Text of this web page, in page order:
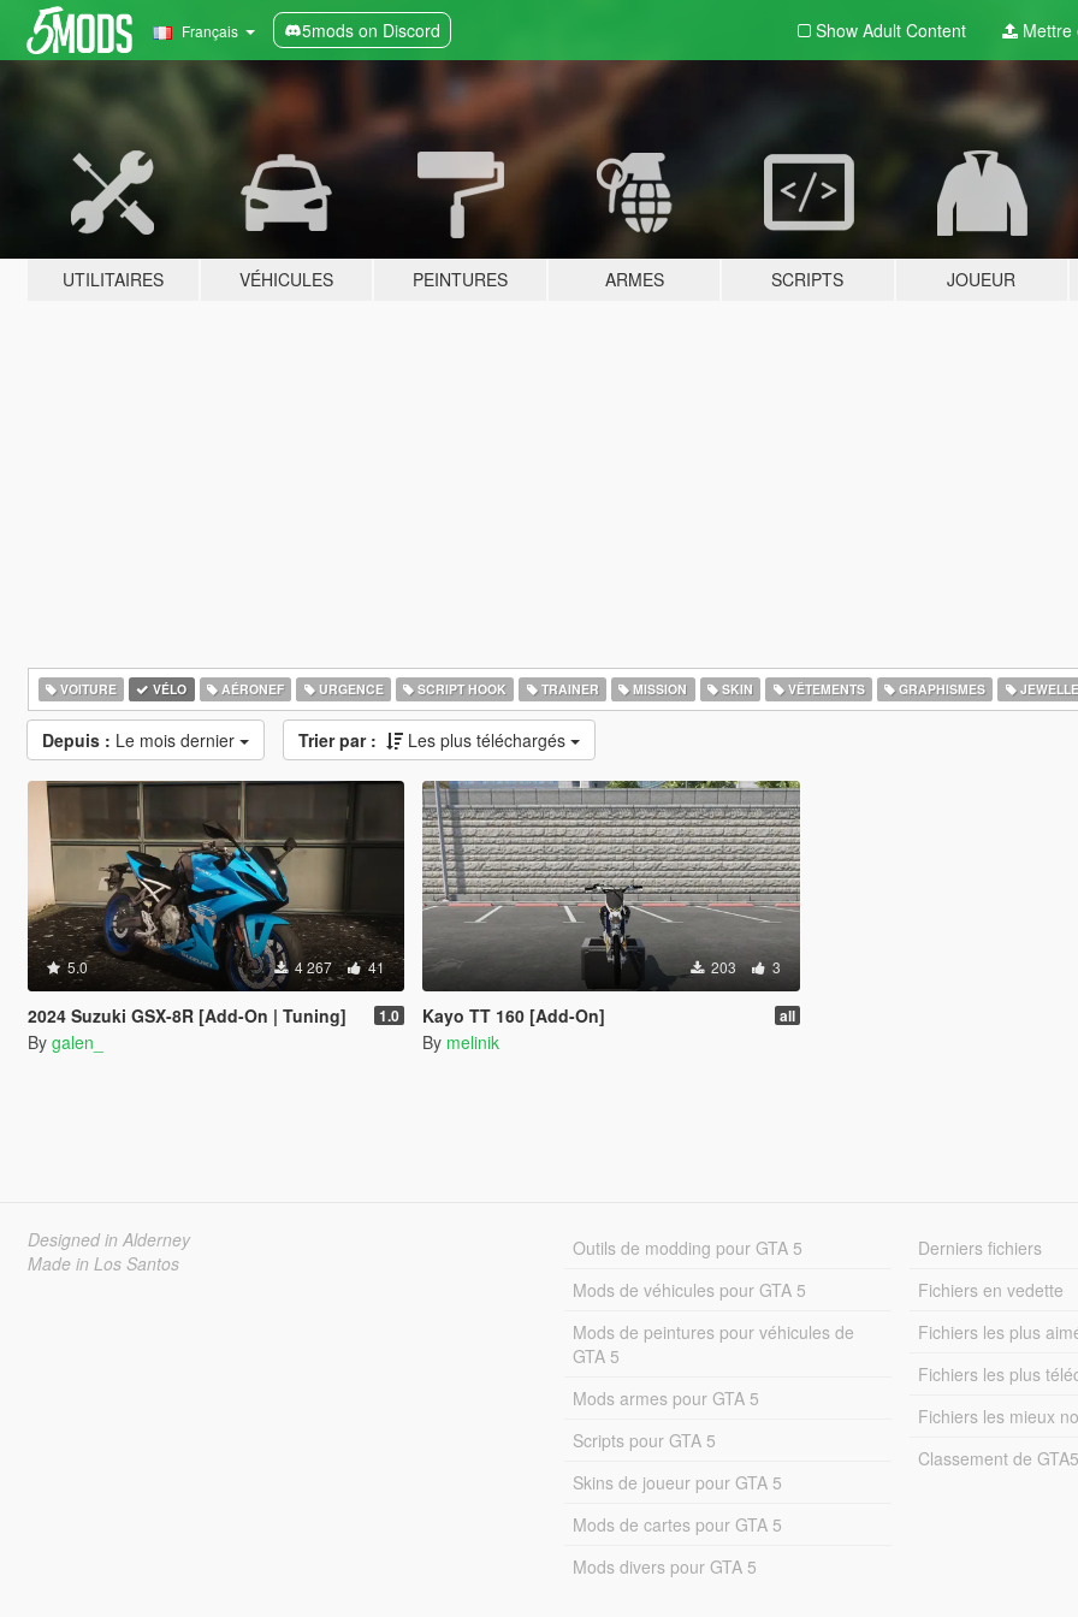
Français 5mods on Discord Show Adult Content Mettre
UTILITAIRES VÉHICULES PEINTURES ARMES SCRIPTS JOUEUR
VOITURE VÉLO AÉRONEF URGENCE SCRIPT HOOK TRAINER MISSION SKIN VÊTEMENTS GRAPHISMES
Depuis : Le mois dernier Trier par : Les plus téléchargés
5.0 4 267 41
2024 Suzuki GSX-8R [Add-On | Tuning] 1.0
By galen_
203 3
Kayo TT 160 [Add-On] all
By melinik
Designed in Alderney
Made in Los Santos
Outils de modding pour GTA 5
Mods de véhicules pour GTA 5
Mods de peintures pour véhicules de
GTA 5
Mods armes pour GTA 5
Scripts pour GTA 5
Skins de joueur pour GTA 5
Mods de cartes pour GTA 5
Mods divers pour GTA 5
Derniers fichiers
Fichiers en vedette
Fichiers les plus
Fichiers les plus
Fichiers les mieux
Classement de